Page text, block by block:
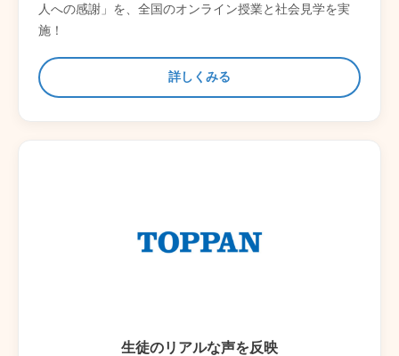
人への感謝」を、全国のオンライン授業と社会見学を実
施！
詳しくみる
生徒のリアルな声を反映